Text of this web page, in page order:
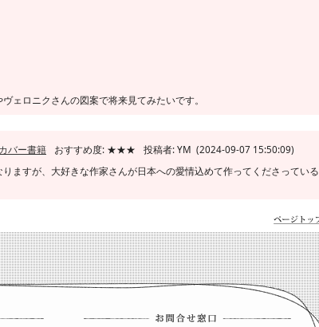
ェロニクさんの図案で将来見てみたいです。
バー書籍 おすすめ度: ★★★
投稿者: YM (2024-09-07 15:50:09)
ますが、大好きな作家さんが日本への愛情込めて作ってくださっている